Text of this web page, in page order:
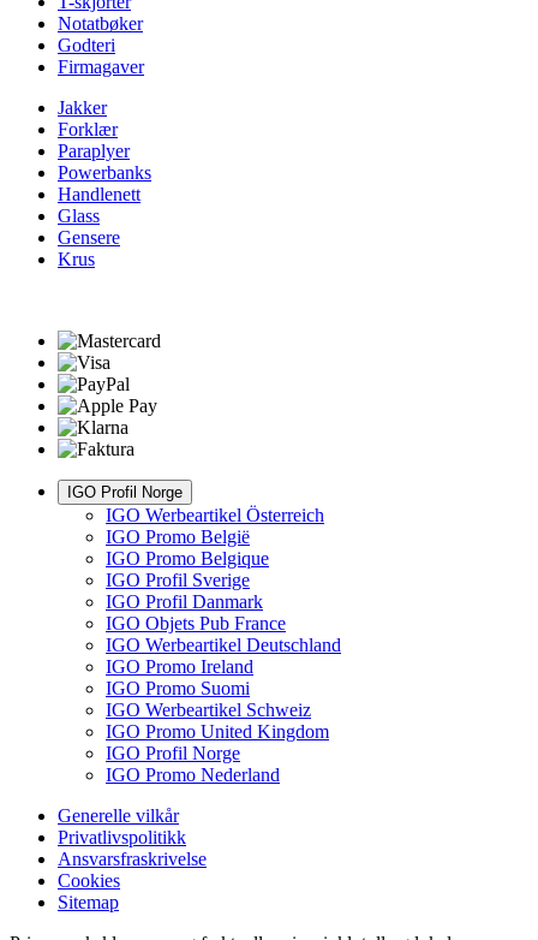
Notatbøker
Godteri
Firmagaver
Jakker
Forklær
Paraplyer
Powerbanks
Handlenett
Glass
Gensere
Krus
IGO Profil Norge
IGO Werbeartikel Österreich
IGO Promo België
IGO Promo Belgique
IGO Profil Sverige
IGO Profil Danmark
IGO Objets Pub France
IGO Werbeartikel Deutschland
IGO Promo Ireland
IGO Promo Suomi
IGO Werbeartikel Schweiz
IGO Promo United Kingdom
IGO Profil Norge
IGO Promo Nederland
Generelle vilkår
Privatlivspolitikk
Ansvarsfraskrivelse
Cookies
Sitemap